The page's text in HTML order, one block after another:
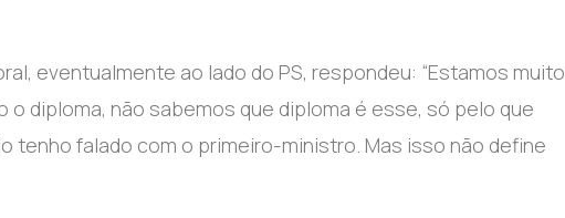
eventualmente ao lado do PS, respondeu: “Estamos muito
o diploma, não sabemos que diploma é esse, só pelo que
tenho falado com o primeiro-ministro. Mas isso não define